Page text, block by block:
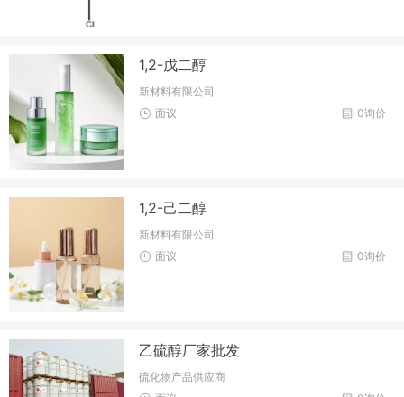
1,2-戊二醇
新材料有限公司
0询价
面议
1,2-己二醇
新材料有限公司
0询价
面议
乙硫醇厂家批发
硫化物产品供应商